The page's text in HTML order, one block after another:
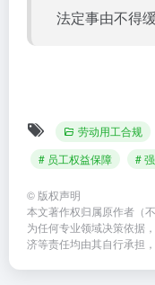
法定事由不得
劳动用工合规
# 员工权益保障
#
© 版权声明
本文著作权归属原作者（
为任何专业领域决策依据
济等责任均由其自行承担